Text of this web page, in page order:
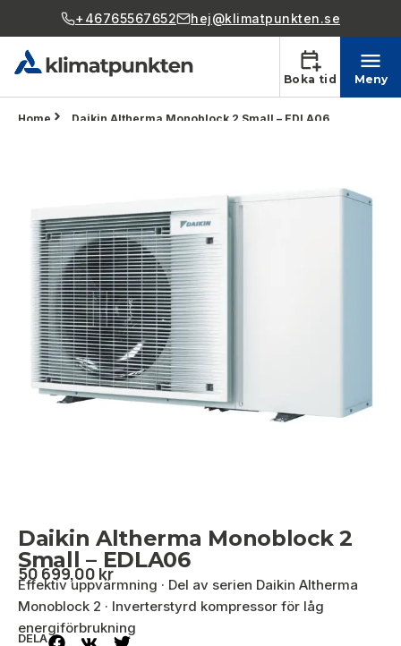
+46765567652 hej@klimatpunkten.se
Boka tid Meny
Home Daikin Altherma Monoblock 2 Small – EDLA06
Daikin Altherma Monoblock 2
Small – EDLA06
50 699,00 kr
Effektiv uppvärmning · Del av serien Daikin Altherma
Monoblock 2 · Inverterstyrd kompressor för låg
energiförbrukning
DELA